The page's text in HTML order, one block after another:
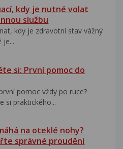
kdy je nutné volat
službu
kdy je zdravotní stav vážný
je...
si: První pomoc do
pomoc vždy po ruce?
si praktického...
na oteklé nohy?
správné proudění